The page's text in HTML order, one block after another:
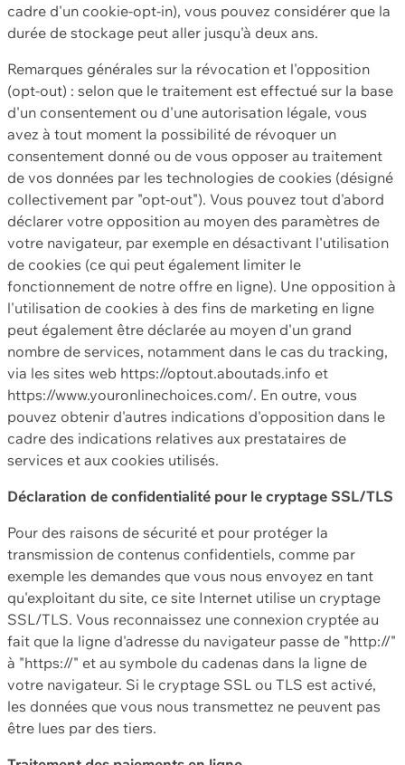
cadre d'un cookie-opt-in), vous pouvez considérer que la
durée de stockage peut aller jusqu'à deux ans.
Remarques générales sur la révocation et l'opposition
(opt-out) : selon que le traitement est effectué sur la base
d'un consentement ou d'une autorisation légale, vous
avez à tout moment la possibilité de révoquer un
consentement donné ou de vous opposer au traitement
de vos données par les technologies de cookies (désigné
collectivement par "opt-out"). Vous pouvez tout d'abord
déclarer votre opposition au moyen des paramètres de
votre navigateur, par exemple en désactivant l'utilisation
de cookies (ce qui peut également limiter le
fonctionnement de notre offre en ligne). Une opposition à
l'utilisation de cookies à des fins de marketing en ligne
peut également être déclarée au moyen d'un grand
nombre de services, notamment dans le cas du tracking,
via les sites web https://optout.aboutads.info et
https://www.youronlinechoices.com/. En outre, vous
pouvez obtenir d'autres indications d'opposition dans le
cadre des indications relatives aux prestataires de
services et aux cookies utilisés.
Déclaration de confidentialité pour le cryptage SSL/TLS
Pour des raisons de sécurité et pour protéger la
transmission de contenus confidentiels, comme par
exemple les demandes que vous nous envoyez en tant
qu'exploitant du site, ce site Internet utilise un cryptage
SSL/TLS. Vous reconnaissez une connexion cryptée au
fait que la ligne d'adresse du navigateur passe de "http://"
à "https://" et au symbole du cadenas dans la ligne de
votre navigateur. Si le cryptage SSL ou TLS est activé,
les données que vous nous transmettez ne peuvent pas
être lues par des tiers.